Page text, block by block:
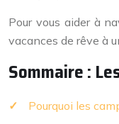
Pour vous aider à
vacances de rêve à
Sommaire :
Pourquoi les